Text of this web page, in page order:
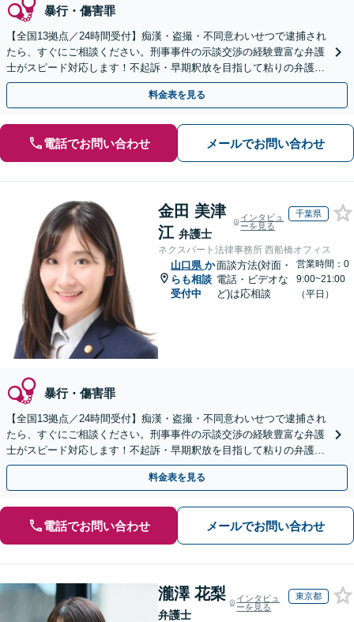
暴行・傷害罪
【全国13拠点／24時間受付】痴漢・盗撮・不同意わいせつで逮捕され
たら、すぐにご相談ください。刑事事件の示談交渉の経験豊富な弁護
士がスピード対応します！不起訴・早期釈放を目指して粘りの弁護活
動を行います。
料金表を見る
電話でお問い合わせ メールでお問い合わせ
金田 美津
江 弁護士
インタビュ
ーを見る
千葉県
ネクスパート法律事務所 西船橋オフィス
山口県 か
らも相談
受付中
面談方法(対面・
電話・ビデオな
ど)は応相談
営業時間：0
9:00~21:00
（平日）
暴行・傷害罪
【全国13拠点／24時間受付】痴漢・盗撮・不同意わいせつで逮捕され
たら、すぐにご相談ください。刑事事件の示談交渉の経験豊富な弁護
士がスピード対応します！不起訴・早期釈放を目指して粘りの弁護活
動を行います。
料金表を見る
電話でお問い合わせ メールでお問い合わせ
瀧澤 花梨
弁護士
インタビュ
ーを見る
東京都